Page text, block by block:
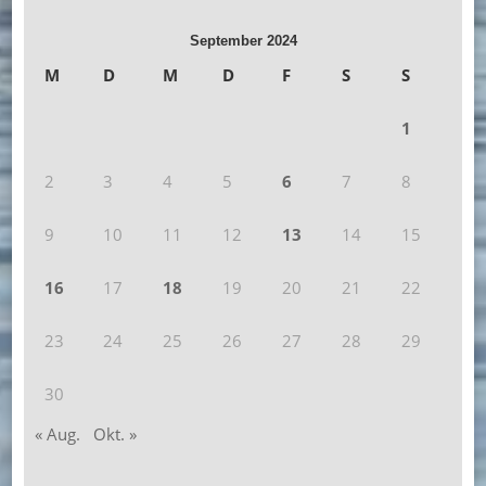
September 2024
M D M D F S S
1
2 3 4 5 6 7 8
9 10 11 12 13 14 15
16 17 18 19 20 21 22
23 24 25 26 27 28 29
30
« Aug.
Okt. »